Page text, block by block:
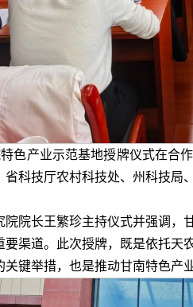
色产业示范基地授牌仪式在合
科技厅农村科技处、州科技
院长王繁珍主持仪式并强调
渠道。此次授牌，既是依托
键举措，也是推动甘南特色产